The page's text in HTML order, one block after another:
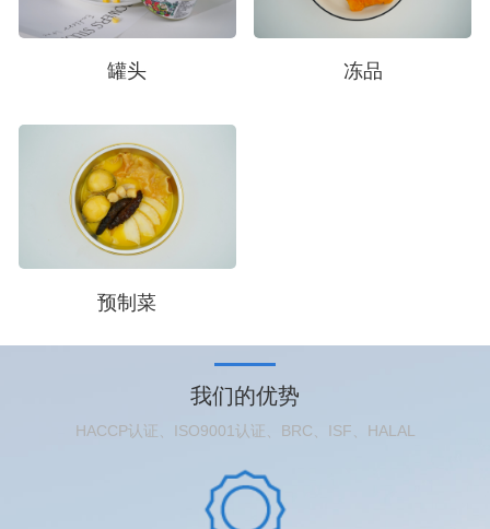
罐头 冻品
预制菜
我们的优势
HACCP认证、ISO9001认证、BRC、ISF、HALAL